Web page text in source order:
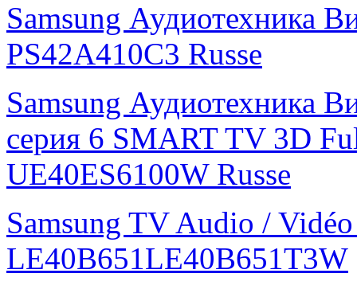
Samsung Аудиотехника
PS42A410C3 Russe
Samsung Аудиотехника
серия 6 SMART TV 3D
UE40ES6100W Russe
Samsung TV Audio /
LE40B651LE40B651T3W